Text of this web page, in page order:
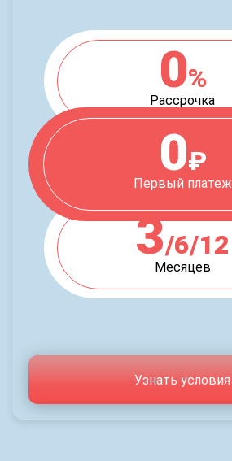
0%
Рассрочка
0₽
Первый платеж
3/6/12
Месяцев
Узнать условия